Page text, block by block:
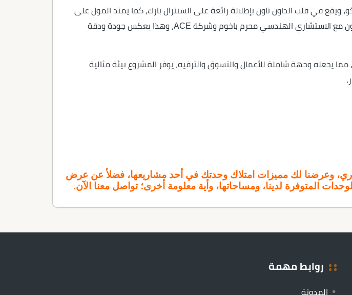
في قلب الداون تاون بإطلالة رائعة على السنترال بارك، كما يمتد المول على
مساحة 5,200 متر مربع ويتكون من طابق أرضي و12 دورًا علويًا، وتم تصميمه بالتعاون مع الاستشاري الهندسي محرم باخوم وشركة ACE، وهذا يعكس جودة ودقة
يجعله وجهة شاملة للأعمال والتسوق والترفيه، يوفر المشروع بيئة مثالية
وعرضنا لك مميزات امتلاك وحدتك في أحد مشاريعها، فضلأ عن عرض
المتوفرة لدينا، ومساحاتها، وأية معلومة أخرى؛ تواصل معنا الآن.
روابط مهمة
المدونة